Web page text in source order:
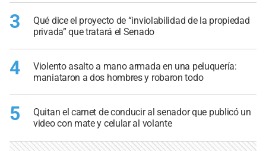
3
Qué dice el proyecto de “inviolabilidad de la propiedad
privada” que tratará el Senado
4
Violento asalto a mano armada en una peluquería:
maniataron a dos hombres y robaron todo
5
Quitan el carnet de conducir al senador que publicó un
video con mate y celular al volante